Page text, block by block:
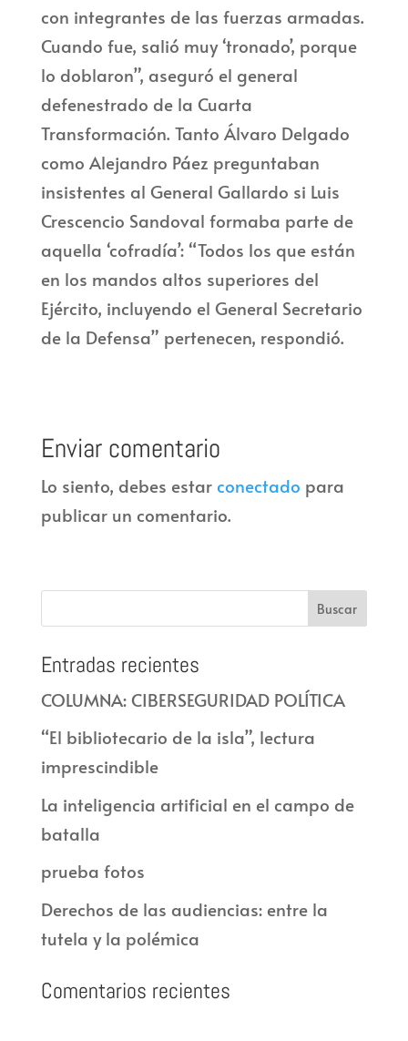
con integrantes de las fuerzas armadas.
Cuando fue, salió muy ‘tronado’, porque
lo doblaron”, aseguró el general
defenestrado de la Cuarta
Transformación. Tanto Álvaro Delgado
como Alejandro Páez preguntaban
insistentes al General Gallardo si Luis
Crescencio Sandoval formaba parte de
aquella ‘cofradía’: “Todos los que están
en los mandos altos superiores del
Ejército, incluyendo el General Secretario
de la Defensa” pertenecen, respondió.
Enviar comentario
Lo siento, debes estarconectado para
publicar un comentario.
Entradas recientes
COLUMNA: CIBERSEGURIDAD POLÍTICA
“El bibliotecario de la isla”, lectura
imprescindible
La inteligencia artificial en el campo de
batalla
prueba fotos
Derechos de las audiencias: entre la
tutela y la polémica
Comentarios recientes